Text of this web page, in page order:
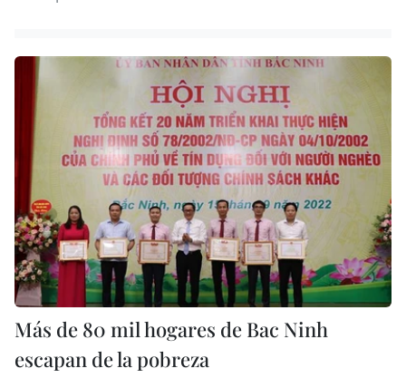
Más de 80 mil hogares de Bac Ninh
escapan de la pobreza